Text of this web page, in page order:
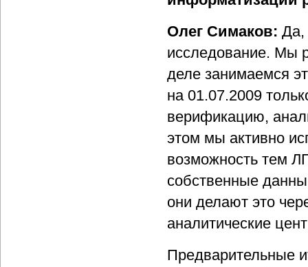
Олег Симаков: Да,
исследование. Мы
деле занимаемся
на 01.07.2009
верификацию,
этом мы активно
возможность тем
собственные
они делают это
аналитические
Предварительные